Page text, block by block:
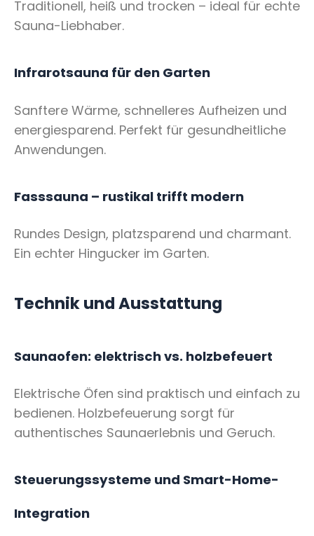
Traditionell, heiß und trocken – ideal für echte
Sauna-Liebhaber.
Infrarotsauna für den Garten
Sanftere Wärme, schnelleres Aufheizen und
energiesparend. Perfekt für gesundheitliche
Anwendungen.
Fasssauna – rustikal trifft modern
Rundes Design, platzsparend und charmant.
Ein echter Hingucker im Garten.
Technik und Ausstattung
Saunaofen: elektrisch vs. holzbefeuert
Elektrische Öfen sind praktisch und einfach zu
bedienen. Holzbefeuerung sorgt für
authentisches Saunaerlebnis und Geruch.
Steuerungssysteme und Smart-Home-
Integration